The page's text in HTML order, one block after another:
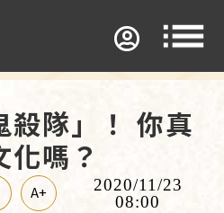
殺隊」！ 你真
嗎？
A+
2020/11/23
08:00